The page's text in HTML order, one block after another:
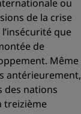
ou
de la crise
que
de
Même
antérieurement,
des nations
treizième